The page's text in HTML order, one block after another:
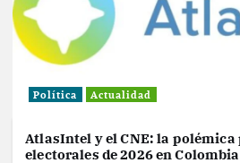
Política Actualidad
AtlasIntel y el CNE: la polémica
electorales de 2026 en Colombia